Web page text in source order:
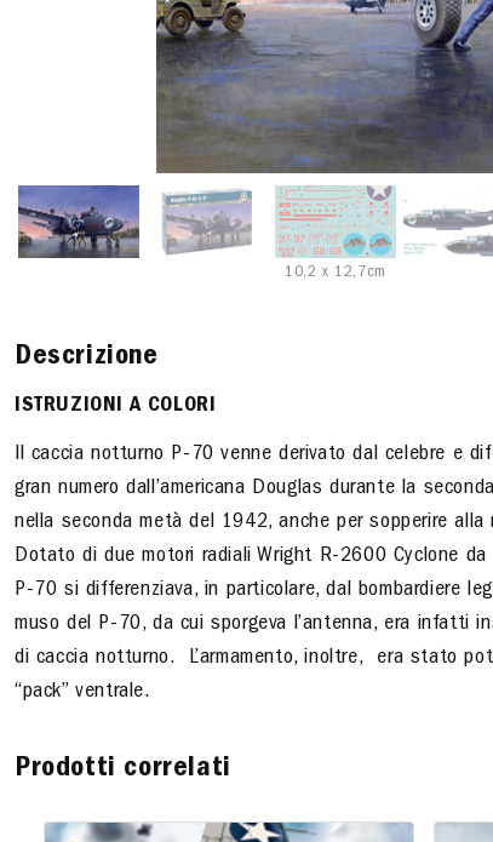
10,2 x 12,7cm
Descrizione
ISTRUZIONI A COLORI
Il caccia notturno P-70 venne derivato dal celebre e
gran numero dall’americana Douglas durante la
nella seconda metà del 1942, anche per sopperire
Dotato di due motori radiali Wright R-2600 Cyclone
P-70 si differenziava, in particolare, dal bombardiere
muso del P-70, da cui sporgeva l’antenna, era infatti
di caccia notturno. L’armamento, inoltre, era stato
“pack” ventrale.
Prodotti correlati